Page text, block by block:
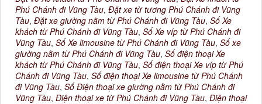
Phú Chánh đi Vũng Tàu, Đặt xe từ tương Phú Chánh đi Vũng
Tàu, Đặt xe giường nằm từ Phú Chánh đi Vũng Tàu, Số Xe
khách từ Phú Chánh đi Vũng Tàu, Số Xe víp từ Phú Chánh đi
Vũng Tàu, Số Xe limousine từ Phú Chánh đi Vũng Tàu, Số xe
giường nằm từ Phú Chánh đi Vũng Tàu, Số điện thoại Xe
khách từ Phú Chánh đi Vũng Tàu, Số điện thoại Xe víp từ Phú
Chánh đi Vũng Tàu, Số điện thoại Xe limousine từ Phú Chánh
đi Vũng Tàu, Số Điện thoại xe giường nằm từ Phú Chánh đi
Vũng Tàu, Điện thoại xe từ Phú Chánh đi Vũng Tàu, Điện thoại